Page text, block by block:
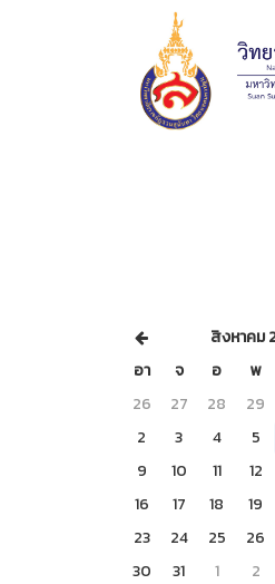
สิงหาคม
อา
จ อ พ
26
27 28 29
2
3 4 5
9
10 11 12
16
17 18 19
23
24 25 26
30
31 1 2